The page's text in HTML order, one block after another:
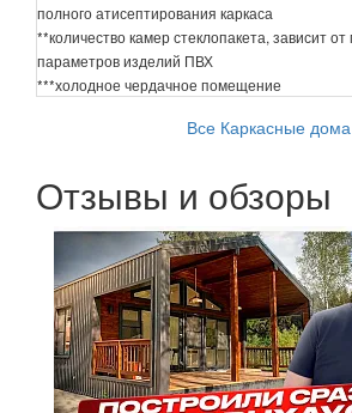
полного атисептирования каркаса
**количество камер стеклопакета, зависит от
параметров изделий ПВХ
***холодное чердачное помещение
Все Каркасные дома
Отзывы и обзоры